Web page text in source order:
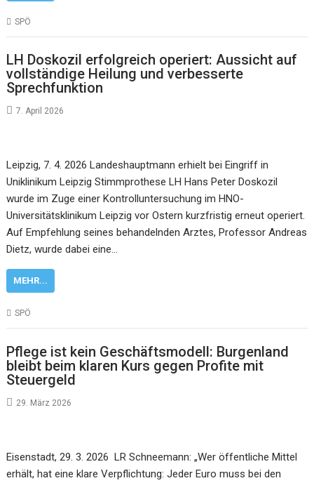
SPÖ
LH Doskozil erfolgreich operiert: Aussicht auf
vollständige Heilung und verbesserte
Sprechfunktion
7. April 2026
Leipzig, 7. 4. 2026 Landeshauptmann erhielt bei Eingriff in
Uniklinikum Leipzig Stimmprothese LH Hans Peter Doskozil
wurde im Zuge einer Kontrolluntersuchung im HNO-
Universitätsklinikum Leipzig vor Ostern kurzfristig erneut operiert.
Auf Empfehlung seines behandelnden Arztes, Professor Andreas
Dietz, wurde dabei eine…
MEHR...
SPÖ
Pflege ist kein Geschäftsmodell: Burgenland
bleibt beim klaren Kurs gegen Profite mit
Steuergeld
29. März 2026
Eisenstadt, 29. 3. 2026 LR Schneemann: „Wer öffentliche Mittel
erhält, hat eine klare Verpflichtung: Jeder Euro muss bei den